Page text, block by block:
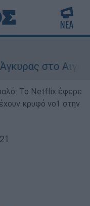
στο Αιγαίο:
Το Netflix έφερε
κρυφό νο1 στην